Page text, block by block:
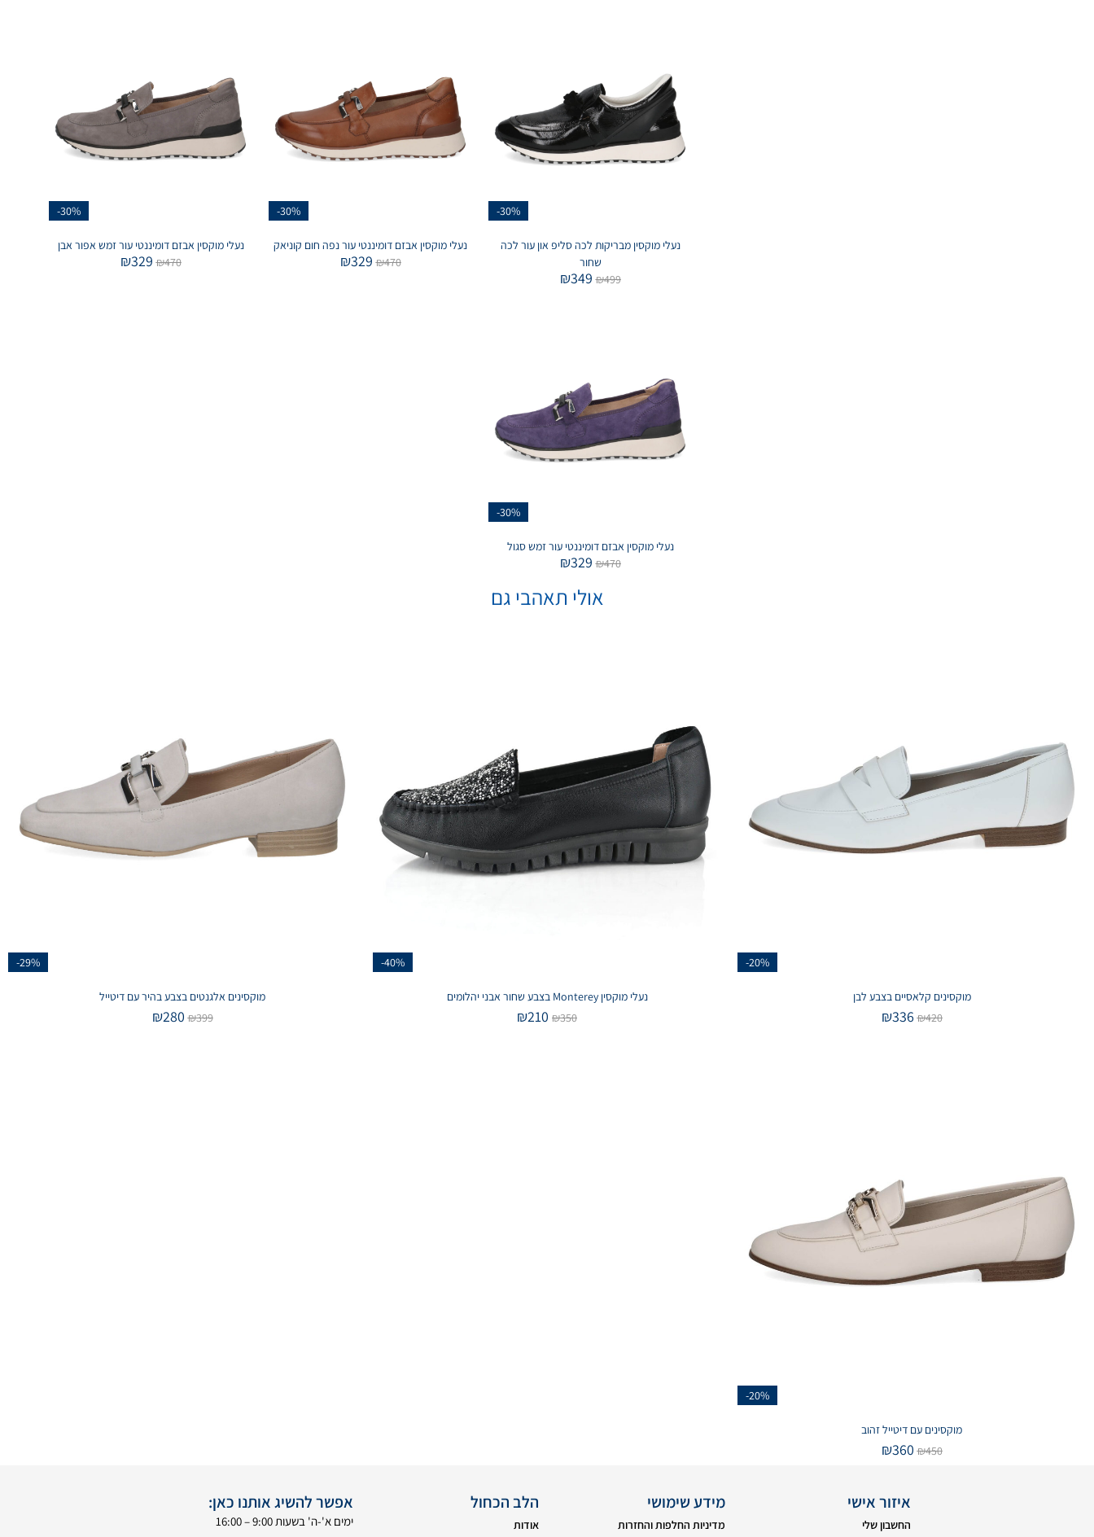
-30%
נעלי מוקסין מבריקות לכה סליפ און עור לכה
שחור
₪499
₪349
-30%
נעלי מוקסין אבזם דומיננטי עור נפה חום קוניאק
₪470
₪329
-30%
נעלי מוקסין אבזם דומיננטי עור זמש אפור אבן
₪470
₪329
-30%
נעלי מוקסין אבזם דומיננטי עור זמש סגול
₪470
₪329
אולי תאהבי גם
-20%
מוקסינים קלאסיים בצבע לבן
₪420
₪336
-40%
נעלי מוקסין Monterey בצבע שחור אבני יהלומים
₪350
₪210
-29%
מוקסינים אלגנטים בצבע בהיר עם דיטייל
₪399
₪280
-20%
מוקסינים עם דיטייל זהוב
₪450
₪360
איזור אישי
החשבון שלי
מידע שימושי
מדיניות החלפות והחזרות
הלב הכחול
אודות
אפשר להשיג אותנו כאן:
ימים א'-ה' בשעות 9:00 – 16:00